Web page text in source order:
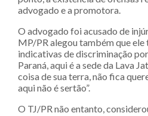
advogado e a promotora.
O advogado foi acusado de
MP/PR alegou também que
indicativas de discriminação
Paraná, aqui é a sede da Lava
coisa de sua terra, não fica
aqui não é sertão”.
O TJ/PR não entanto,